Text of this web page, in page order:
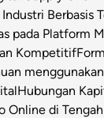
Berbasis
pada Platform
Kompetitif
Hubungan
Online di